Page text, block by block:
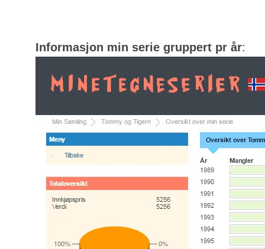
Informasjon min serie gruppert pr år: